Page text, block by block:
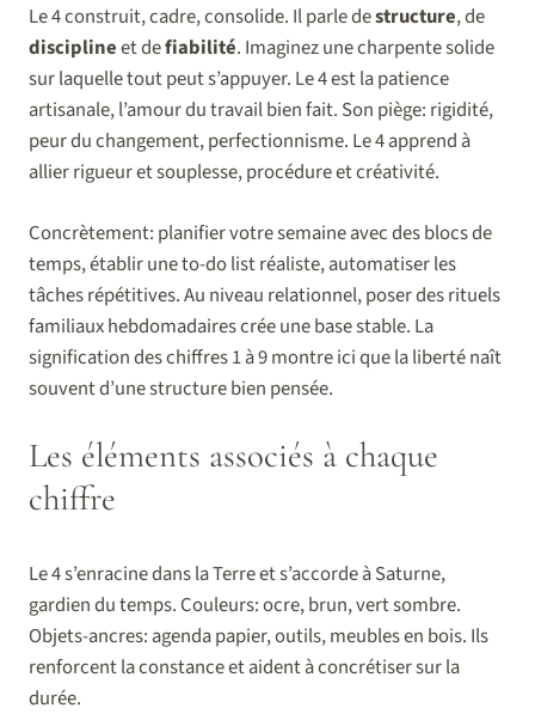
Le 4 construit, cadre, consolide. Il parle destructure, de
disciplineet defiabilité. Imaginez une charpente solide
sur laquelle tout peut s’appuyer. Le 4 est la patience
artisanale, l’amour du travail bien fait. Son piège: rigidité,
peur du changement, perfectionnisme. Le 4 apprend à
allier rigueur et souplesse, procédure et créativité.
Concrètement: planifier votre semaine avec des blocs de
temps, établir une to-do list réaliste, automatiser les
tâches répétitives. Au niveau relationnel, poser des rituels
familiaux hebdomadaires crée une base stable. La
signification des chiffres 1 à 9 montre ici que la liberté naît
souvent d’une structure bien pensée.
Les éléments associés à chaque
chiffre
Le 4 s’enracine dans la Terre et s’accorde à Saturne,
gardien du temps. Couleurs: ocre, brun, vert sombre.
Objets-ancres: agenda papier, outils, meubles en bois. Ils
renforcent la constance et aident à concrétiser sur la
durée.